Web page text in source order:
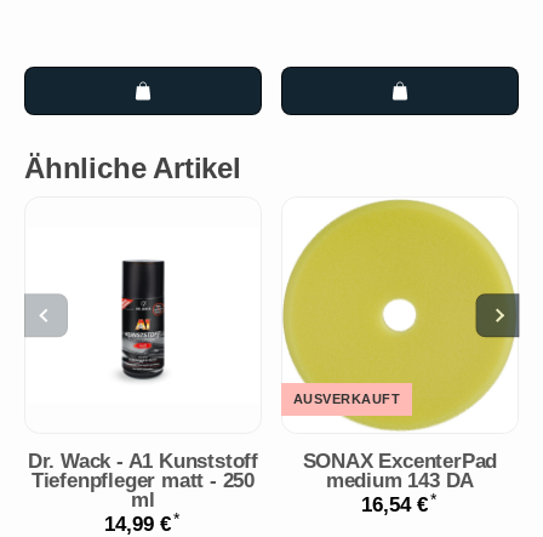
Ähnliche Artikel
Dr. Wack - A1 Kunststoff
Tiefenpfleger matt - 250
ml
14,99 €*
AUSVERKAUFT
SONAX ExcenterPad
medium 143 DA
16,54 €*